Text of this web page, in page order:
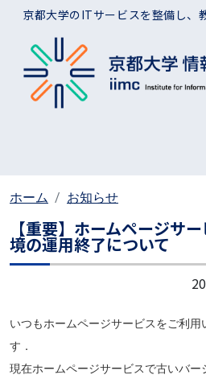
メインコンテンツに移動
京都大学のITサービスを整備し、
ホーム お知らせ
【重要】ホームページサ
境の運用終了について
いつもホームページサービスをご利用
す．
現在ホームページサービスで古いバー